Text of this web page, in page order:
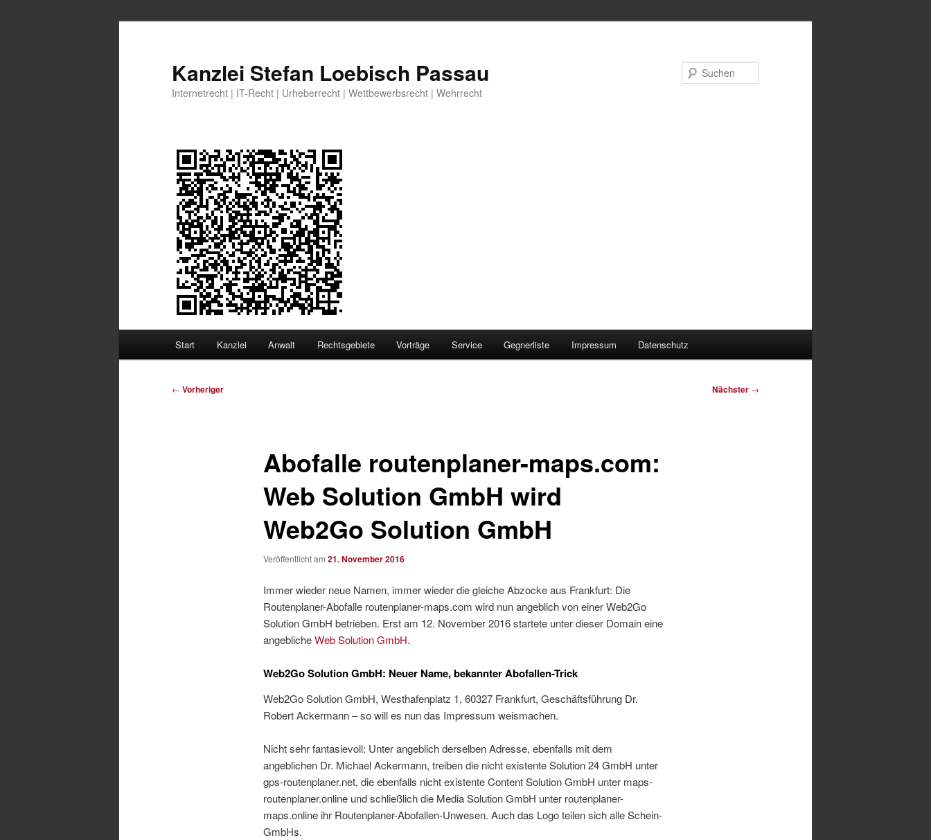
Kanzlei Stefan Loebisch Passau
Internetrecht | IT-Recht | Urheberrecht | Wettbewerbsrecht | Wehrrecht
Start Kanzlei Anwalt Rechtsgebiete Vorträge Service Gegnerliste Impressum Datenschutz
Beitragsnavigation
← Vorheriger Nächster →
Abofalle routenplaner-maps.com:
Web Solution GmbH wird
Web2Go Solution GmbH
Veröffentlicht am 21. November 2016
Immer wieder neue Namen, immer wieder die gleiche Abzocke aus Frankfurt: Die
Routenplaner-Abofalle routenplaner-maps.com wird nun angeblich von einer Web2Go
Solution GmbH betrieben. Erst am 12. November 2016 startete unter dieser Domain eine
angeblicheWeb Solution GmbH.
Web2Go Solution GmbH: Neuer Name, bekannter Abofallen-Trick
Web2Go Solution GmbH, Westhafenplatz 1, 60327 Frankfurt, Geschäftsführung Dr.
Robert Ackermann – so will es nun das Impressum weismachen.
Nicht sehr fantasievoll: Unter angeblich derselben Adresse, ebenfalls mit dem
angeblichen Dr. Michael Ackermann, treiben die nicht existente Solution 24 GmbH unter
gps-routenplaner.net, die ebenfalls nicht existente Content Solution GmbH unter maps-
routenplaner.online und schließlich die Media Solution GmbH unter routenplaner-
maps.online ihr Routenplaner-Abofallen-Unwesen. Auch das Logo teilen sich alle Schein-
GmbHs.